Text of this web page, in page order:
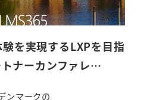
を実現するLXPを目指
ナーカンファレ…
ンマークの